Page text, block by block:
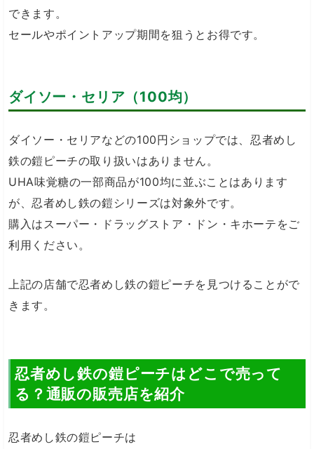
できます。
セールやポイントアップ期間を狙うとお得です。
ダイソー・セリア（100均）
ダイソー・セリアなどの100円ショップでは、忍者めし
鉄の鎧ピーチの取り扱いはありません。
UHA味覚糖の一部商品が100均に並ぶことはあります
が、忍者めし鉄の鎧シリーズは対象外です。
購入はスーパー・ドラッグストア・ドン・キホーテをご
利用ください。
上記の店舗で忍者めし鉄の鎧ピーチを見つけることがで
きます。
忍者めし鉄の鎧ピーチはどこで売って
る？通販の販売店を紹介
忍者めし鉄の鎧ピーチは